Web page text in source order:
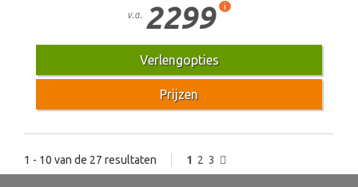
v.a. 2299 i
Verlengopties
Prijzen
1 - 10 van de 27 resultaten 1 2 3